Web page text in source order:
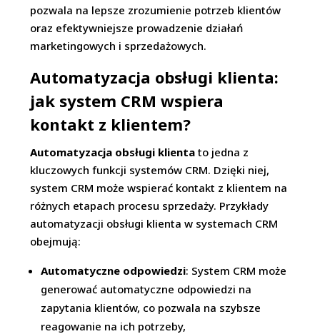
pozwala na lepsze zrozumienie potrzeb klientów
oraz efektywniejsze prowadzenie działań
marketingowych i sprzedażowych.
Automatyzacja obsługi klienta:
jak system CRM wspiera
kontakt z klientem?
Automatyzacja obsługi klienta to jedna z
kluczowych funkcji systemów CRM. Dzięki niej,
system CRM może wspierać kontakt z klientem na
różnych etapach procesu sprzedaży. Przykłady
automatyzacji obsługi klienta w systemach CRM
obejmują:
Automatyczne odpowiedzi: System CRM może
generować automatyczne odpowiedzi na
zapytania klientów, co pozwala na szybsze
reagowanie na ich potrzeby,